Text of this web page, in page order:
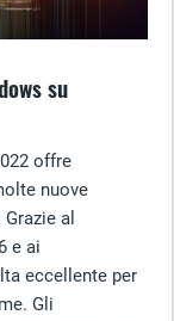
su
offre
nuove
al
e ai
eccellente per
Gli